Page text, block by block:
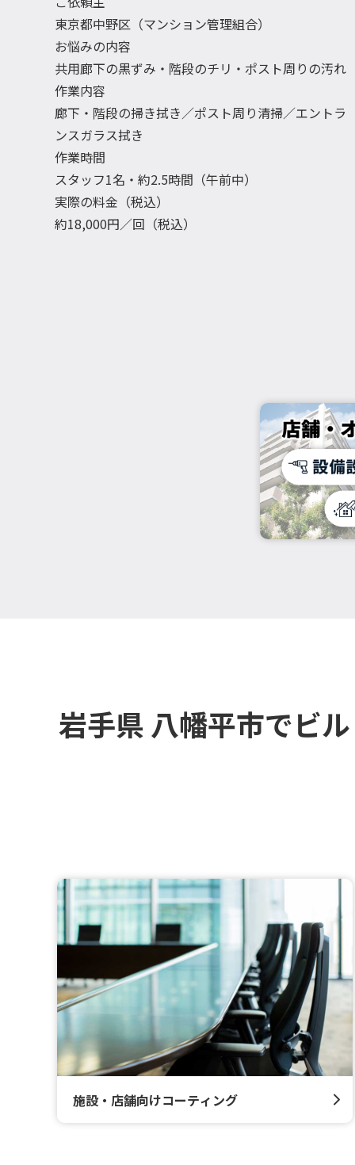
東京都中野区（マンション管理組合）
お悩みの内容
共用廊下の黒ずみ・階段のチリ・ポスト周りの汚れ
作業内容
廊下・階段の掃き拭き／ポスト周り清掃／エントラ
ンスガラス拭き
作業時間
スタッフ1名・約2.5時間（午前中）
実際の料金（税込）
約18,000円／回（税込）
岩手県 八幡平市でビ
施設・店舗向けコーティング